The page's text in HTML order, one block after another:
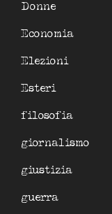
Donne
Economia
Elezioni
Esteri
filosofia
giornalismo
giustizia
guerra